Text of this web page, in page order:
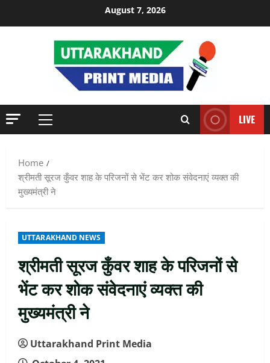
August 7, 2026
Primary
LIVE
Home
श्रीमती सूरज कुँवर शाह के परिजनों से भेंट कर शोक संवेदनाएं व्यक्त की
मुख्यमंत्री ने
UTTARAKHAND NEWS
श्रीमती सूरज कुँवर शाह के परिजनों से
भेंट कर शोक संवेदनाएं व्यक्त की
मुख्यमंत्री ने
Uttarakhand Print Media